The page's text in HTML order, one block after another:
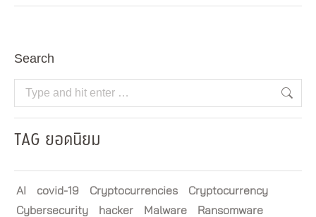
Search
Search:
TAG ยอดนิยม
AI covid-19 Cryptocurrencies
Cryptocurrency
Cybersecurity
hacker Malware
Ransomware